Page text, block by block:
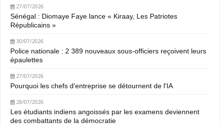
27/07/2026
Sénégal : Diomaye Faye lance « Kiraay, Les Patriotes
Républicains »
30/07/2026
Police nationale : 2 389 nouveaux sous-officiers reçoivent leurs
épaulettes
27/07/2026
Pourquoi les chefs d'entreprise se détournent de l'IA
28/07/2026
Les étudiants indiens angoissés par les examens deviennent
des combattants de la démocratie